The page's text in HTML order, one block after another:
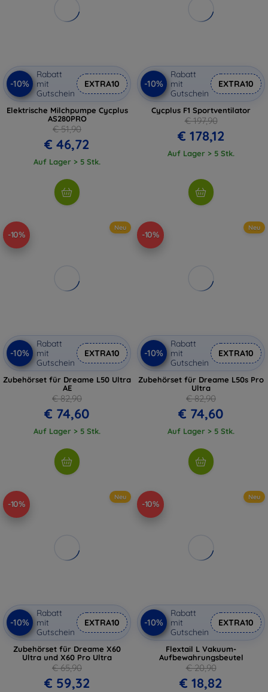
-10%
Rabatt
mit
Gutschein
EXTRA10
Elektrische Milchpumpe Cycplus
AS280PRO
€ 51,90
€ 46,72
Auf Lager > 5 Stk.
-10%
Rabatt
mit
Gutschein
EXTRA10
Cycplus F1 Sportventilator
€ 197,90
€ 178,12
Auf Lager > 5 Stk.
-10%
Neu
-10%
Rabatt
mit
Gutschein
EXTRA10
Zubehörset für Dreame L50 Ultra
AE
€ 82,90
€ 74,60
Auf Lager > 5 Stk.
-10%
Neu
-10%
Rabatt
mit
Gutschein
EXTRA10
Zubehörset für Dreame L50s Pro
Ultra
€ 82,90
€ 74,60
Auf Lager > 5 Stk.
-10%
Neu
-10%
Rabatt
mit
Gutschein
EXTRA10
Zubehörset für Dreame X60
Ultra und X60 Pro Ultra
€ 65,90
€ 59,32
-10%
Neu
-10%
Rabatt
mit
Gutschein
EXTRA10
Flextail L Vakuum-
Aufbewahrungsbeutel
€ 20,90
€ 18,82